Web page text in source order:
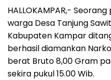
HALLOKAMPAR,-
warga Desa Tanjung
Kabupaten Kampar
berhasil diamankan
berat Bruto 8,00 Gram
sekira pukul 15.00 Wib.